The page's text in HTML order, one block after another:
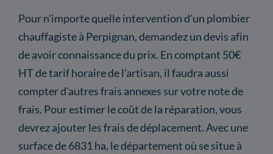
Pour n'importe quelle intervention d'un plombier
chauffagiste à Perpignan, demandez un devis afin
de avoir connaissance du prix. En comptant 50€
HT de tarif horaire de l'artisan, il faudra aussi
compter d'autres frais annexes sur votre note de
frais. Pour estimer le coût de la réparation, vous
devrez ajouter les frais de déplacement. Avec une
surface de 6831 ha, le département où se situe à